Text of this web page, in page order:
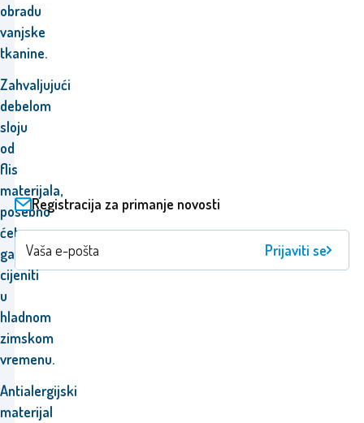
obradu
vanjske
tkanine.
Zahvaljujući
debelom
sloju
od
flis
materijala,
posebno
ćete
ga
cijeniti
u
hladnom
zimskom
vremenu.
Antialergijski
materijal
Registracija za primanje novosti
Prijaviti se